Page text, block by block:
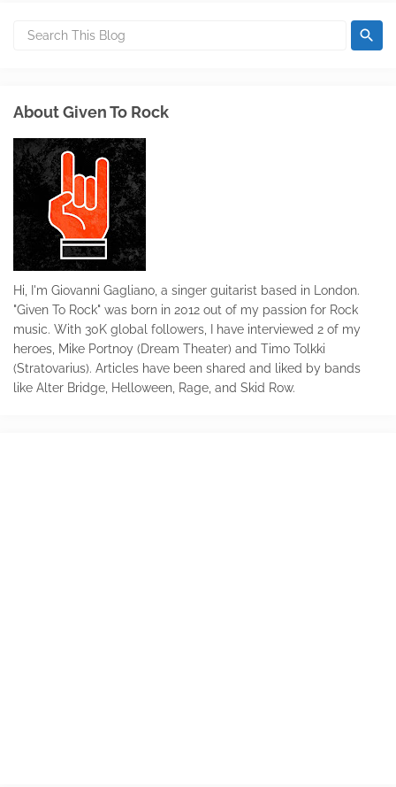
About Given To Rock
Hi, I'm Giovanni Gagliano, a singer guitarist based in London.
"Given To Rock" was born in 2012 out of my passion for Rock
music. With 30K global followers, I have interviewed 2 of my
heroes, Mike Portnoy (Dream Theater) and Timo Tolkki
(Stratovarius). Articles have been shared and liked by bands
like Alter Bridge, Helloween, Rage, and Skid Row.